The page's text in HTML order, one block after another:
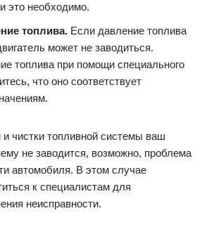
это необходимо.
топлива. Если давление топлива
может не заводиться.
топлива при помощи специального
что оно соответствует
чистки топливной системы ваш
не заводится, возможно, проблема
автомобиля. В этом случае
к специалистам для
неисправности.